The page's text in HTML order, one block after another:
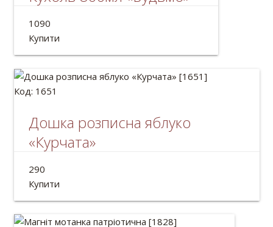
Кухоль пивний з дерева ручної роботи.
Об'єм: 800мл
1090
Купити
Код: 1651
Дошка розписна яблуко
«Курчата»
Розписна Дошка обробна ручної роботи.
Розмір: 21*16см
290
Купити